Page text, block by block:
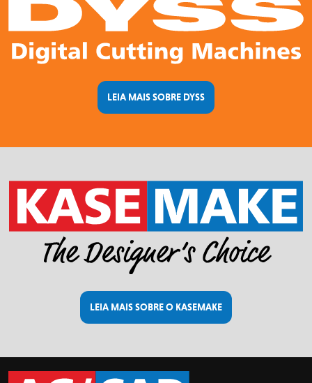
LEIA MAIS SOBRE DYSS
LEIA MAIS SOBRE O KASEMAKE